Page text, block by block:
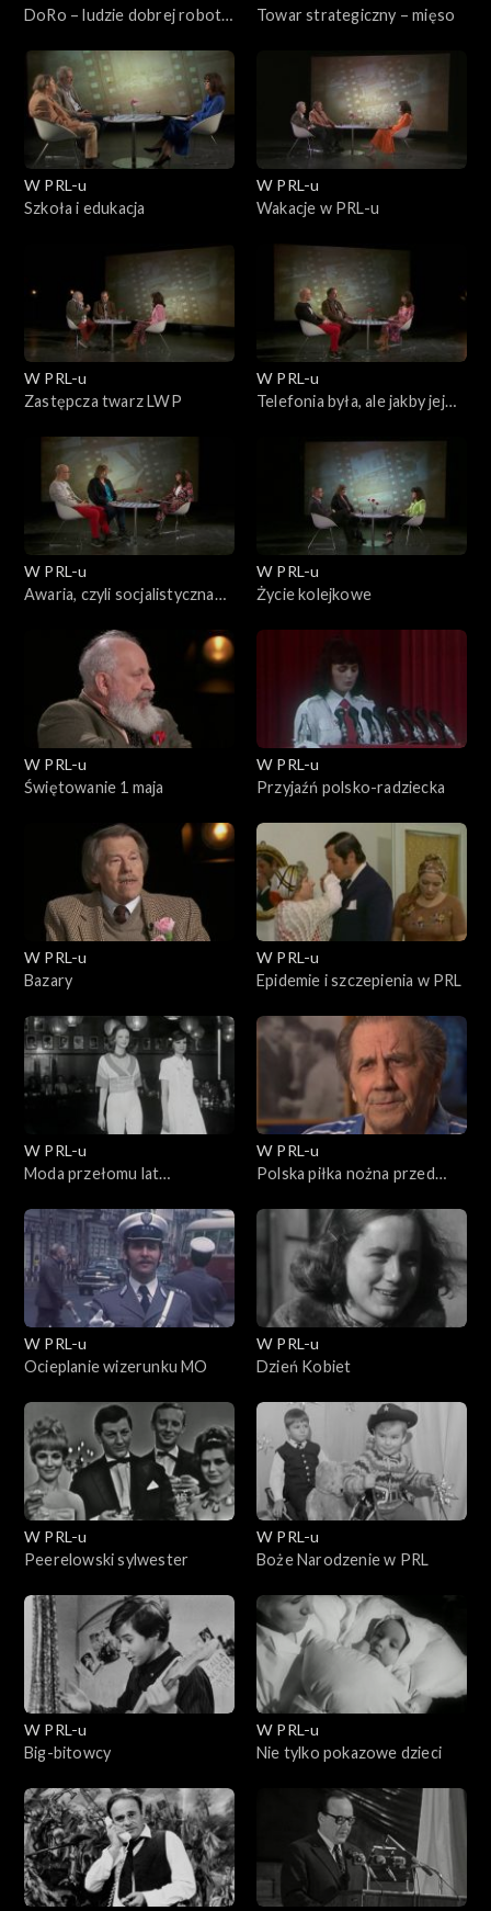
DoRo – ludzie dobrej roboty,
Towar strategiczny – mięso
W PRL-u
Szkoła i edukacja
W PRL-u
Wakacje w PRL-u
W PRL-u
Zastępcza twarz LWP
W PRL-u
Telefonia była, ale jakby jej
W PRL-u
Awaria, czyli socjalistyczna
W PRL-u
Życie kolejkowe
W PRL-u
Świętowanie 1 maja
W PRL-u
Przyjaźń polsko-radziecka
W PRL-u
Bazary
W PRL-u
Epidemie i szczepienia w PRL
W PRL-u
Moda przełomu lat
siedemdziesiątych
W PRL-u
Polska piłka nożna przed
W PRL-u
Ocieplanie wizerunku MO
W PRL-u
Dzień Kobiet
W PRL-u
Peerelowski sylwester
W PRL-u
Boże Narodzenie w PRL
W PRL-u
Big-bitowcy
W PRL-u
Nie tylko pokazowe dzieci